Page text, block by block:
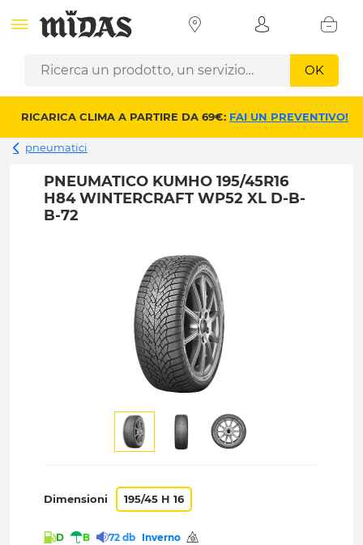
OK
RICARICA CLIMA A PARTIRE DA 69€: FAI UN PREVENTIVO!
pneumatici
PNEUMATICO KUMHO 195/45R16
H84 WINTERCRAFT WP52 XL D-B-
B-72
Dimensioni 195/45 H 16
D B 72 db Inverno